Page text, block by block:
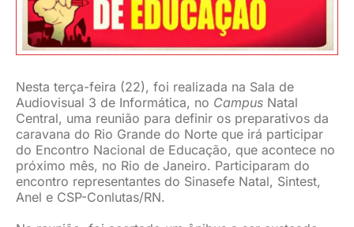
CLUBE
Nesta terça-feira (22), foi realizada na Sala de
Audiovisual 3 de Informática, no CampusNatal
Central, uma reunião para definir os preparativos da
caravana do Rio Grande do Norte que irá participar
do Encontro Nacional de Educação, que acontece no
próximo mês, no Rio de Janeiro. Participaram do
encontro representantes do Sinasefe Natal, Sintest,
Anel e CSP-Conlutas/RN.